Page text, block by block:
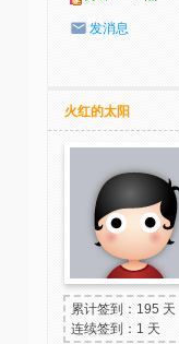
发消息
火红的太阳
累计签到：195 天
连续签到：1 天